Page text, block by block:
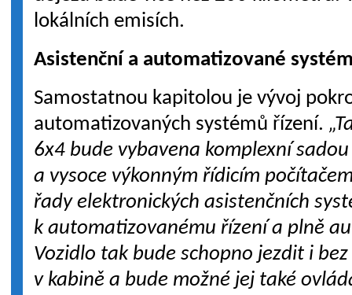
lokálních emisích.
Asistenční a automatizované
Samostatnou kapitolou je vývoj
automatizovaných systémů řízení.
6x4 bude vybavena komplexní
a vysoce výkonným řídicím
řady elektronických asistenčních
k automatizovanému řízení a plně
Vozidlo tak bude schopno jezdit i
v kabině a bude možné jej také